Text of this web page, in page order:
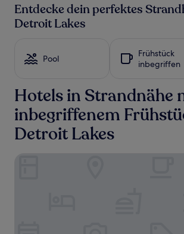
den
letzten
einen
1 Übernachtung
von
2 Erwachsenen
gefunden
wurde.
und
Entdecke dein perfektes
Detroit Lakes
Pool
Frühstück
inbegriffen
Hotels in Strandnähe
inbegriffenem
Detroit Lakes
Fairfield Inn & Suites by Marriott Detroit